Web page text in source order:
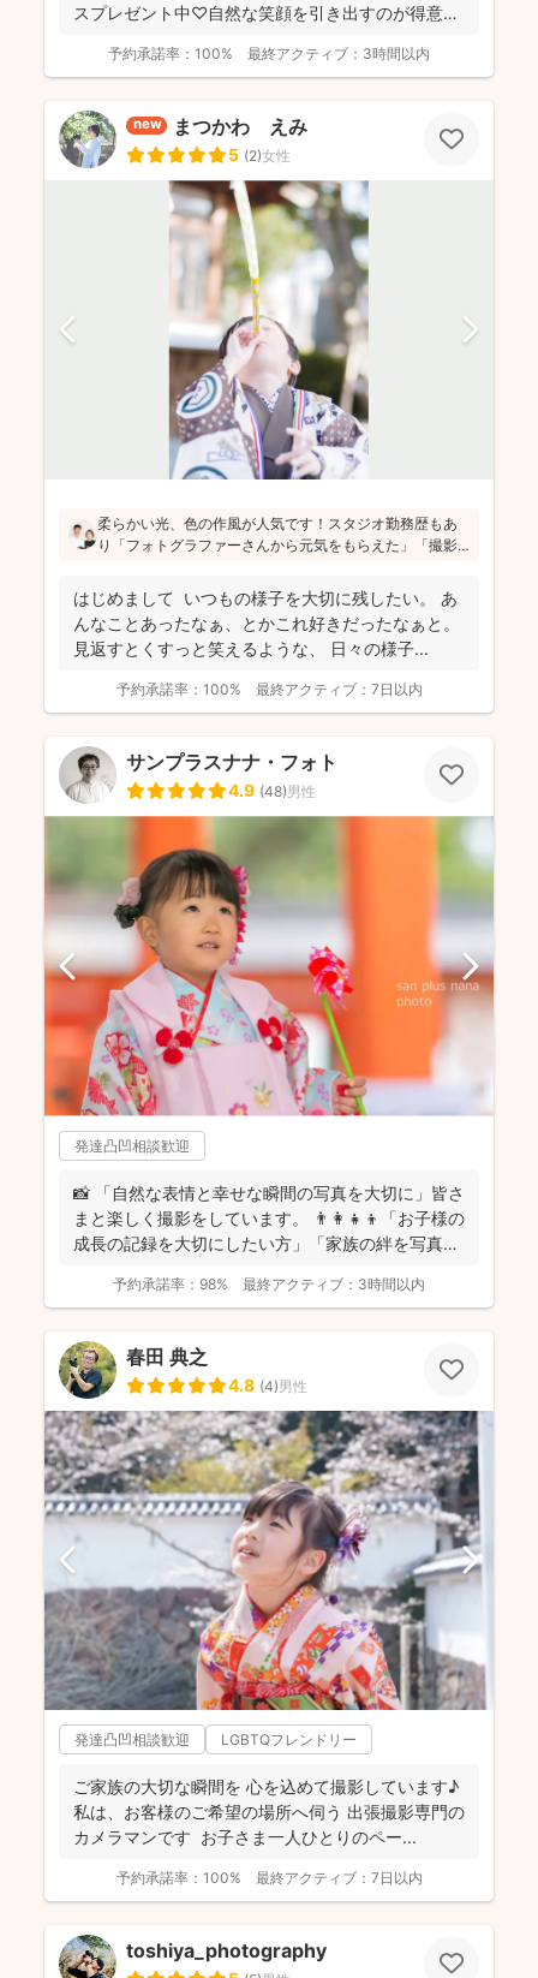
スプレゼント中♡自然な笑顔を引き出すのが得意な
予約承諾率： 100% 最終アクティブ： 3時間以内
new まつかわ えみ
5 (2)女性
柔らかい光、色の作風が人気です！スタジオ勤務歴もあ
り「フォトグラファーさんから元気をもらえた」「撮影
写真ではなく、お子さん・親御さんの目線で、自然な様
子を撮影してお届けします(^^)
はじめまして いつもの様子を大切に残したい。 あ
んなことあったなぁ、とかこれ好きだったなぁと。
見返すとくすっと笑えるような、 日々の様子...
予約承諾率： 100% 最終アクティブ： 7日以内
サンプラスナナ・フォト
4.9 (48)男性
発達凸凹相談歓迎
📸 「自然な表情と幸せな瞬間の写真を大切に」皆さ
まと楽しく撮影をしています。 👨‍👩‍👧‍👦「お子様の
成長の記録を大切にしたい方」「家族の絆を写真に
予約承諾率： 98% 最終アクティブ： 3時間以内
春田 典之
4.8 (4)男性
発達凸凹相談歓迎 LGBTQフレンドリー
ご家族の大切な瞬間を 心を込めて撮影しています♪
私は、お客様のご希望の場所へ伺う 出張撮影専門の
カメラマンです お子さま一人ひとりのペー...
予約承諾率： 100% 最終アクティブ： 7日以内
toshiya_photography